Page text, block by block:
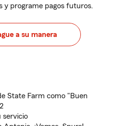
y programe pagos futuros.
a su manera
State Farm como "Buen
servicio